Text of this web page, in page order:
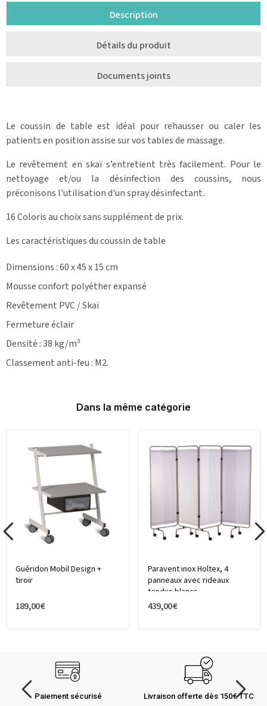
Description
Détails du produit
Documents joints
Le coussin de table est idéal pour rehausser ou caler les
patients en position assise sur vos tables de massage.
Le revêtement en skaï s’entretient très facilement. Pour le
nettoyage et/ou la désinfection des coussins, nous
préconisons l'utilisation d'un spray désinfectant.
16 Coloris au choix sans supplément de prix.
Les caractéristiques du coussin de table
Dimensions : 60 x 45 x 15 cm
Mousse confort polyéther expansé
Revêtement PVC / Skaï
Fermeture éclair
Densité : 38 kg/m³
Classement anti-feu : M2.
Dans la même catégorie
Guéridon Mobil Design +
tiroir
189,00 €
Paravent inox Holtex, 4
panneaux avec rideaux
tendus blancs
439,00 €
Paiement sécurisé Livraison offerte dès 150€ TTC